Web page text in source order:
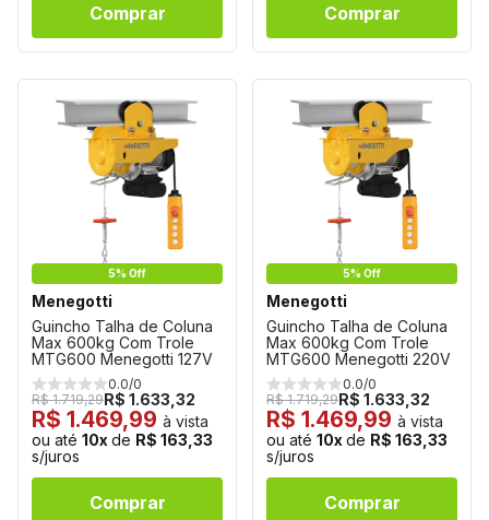
Comprar Comprar
5% Off
Menegotti
Guincho Talha de Coluna
Max 600kg Com Trole
MTG600 Menegotti 127V
0.0/0
R$ 1.719,29R$ 1.633,32
R$ 1.469,99 à vista
ou até 10x de R$ 163,33
s/juros
Comprar
5% Off
Menegotti
Guincho Talha de Coluna
Max 600kg Com Trole
MTG600 Menegotti 220V
0.0/0
R$ 1.719,29R$ 1.633,32
R$ 1.469,99 à vista
ou até 10x de R$ 163,33
s/juros
Comprar